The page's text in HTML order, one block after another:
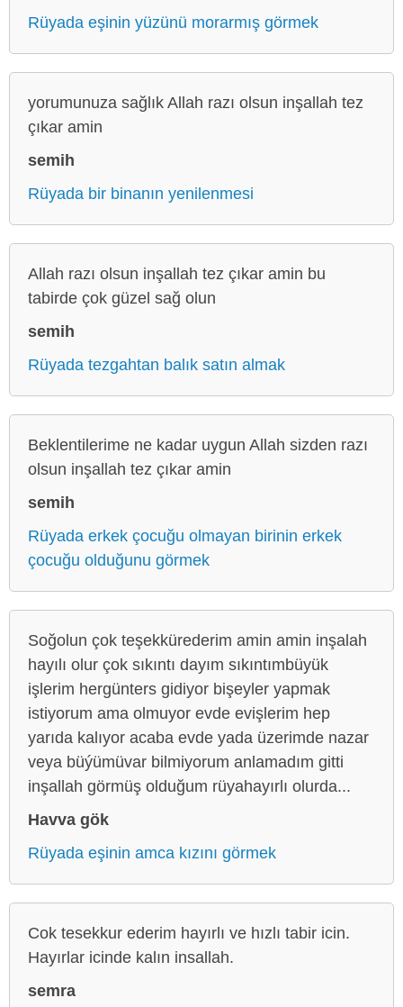
Rüyada eşinin yüzünü morarmış görmek
yorumunuza sağlık Allah razı olsun inşallah tez
çıkar amin
semih
Rüyada bir binanın yenilenmesi
Allah razı olsun inşallah tez çıkar amin bu
tabirde çok güzel sağ olun
semih
Rüyada tezgahtan balık satın almak
Beklentilerime ne kadar uygun Allah sizden razı
olsun inşallah tez çıkar amin
semih
Rüyada erkek çocuğu olmayan birinin erkek
çocuğu olduğunu görmek
Soğolun çok teşekkürederim amin amin inşalah
hayılı olur çok sıkıntı dayım sıkıntımbüyük
işlerim hergünters gidiyor bişeyler yapmak
istiyorum ama olmuyor evde evişlerim hep
yarıda kalıyor acaba evde yada üzerimde nazar
veya büýümüvar bilmiyorum anlamadım gitti
inşallah görmüş olduğum rüyahayırlı olurda...
Havva gök
Rüyada eşinin amca kızını görmek
Cok tesekkur ederim hayırlı ve hızlı tabir icin.
Hayırlar icinde kalın insallah.
semra